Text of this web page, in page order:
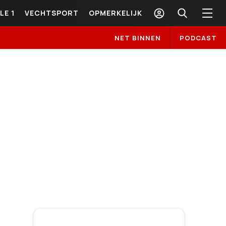
1 VECHTSPORT OPMERKELIJK
NET BINNEN PODCAST